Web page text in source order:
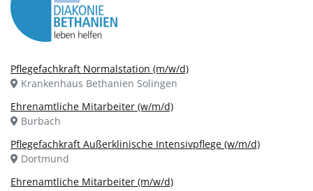
Pflegefachkraft Normalstation (m/w/d)
Krankenhaus Bethanien Solingen
Ehrenamtliche Mitarbeiter (w/m/d)
Burbach
Pflegefachkraft Außerklinische Intensivpflege (w/m/d)
Dortmund
Ehrenamtliche Mitarbeiter (m/w/d)